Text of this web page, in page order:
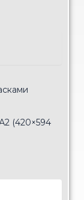
(420×594